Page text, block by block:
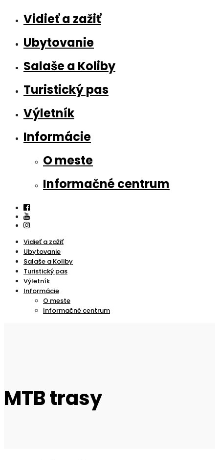
Vidieť a zažiť
Ubytovanie
Salaše a Koliby
Turistický pas
Výletník
Informácie
O meste
Informačné centrum
Vidieť a zažiť
Ubytovanie
Salaše a Koliby
Turistický pas
Výletník
Informácie
O meste
Informačné centrum
MTB trasy